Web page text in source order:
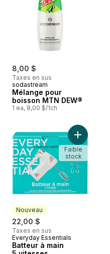
8,00 $
Taxes en sus
sodastream
Mélange pour
boisson MTN DEW®
1 ea, 8,00 $/1ch
Ajouter Mélangeur 5 vitesses au panier
Nouveau
22,00 $
Taxes en sus
Nouveau
Everyday Essentials
Batteur à main
Ajouter
Faible
stock